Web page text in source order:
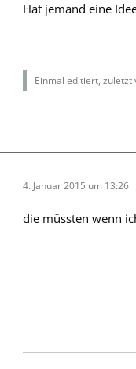
Hat jemand eine
Einmal editiert, zuletzt
4. Januar 2015 um 13:26
die müssten wenn